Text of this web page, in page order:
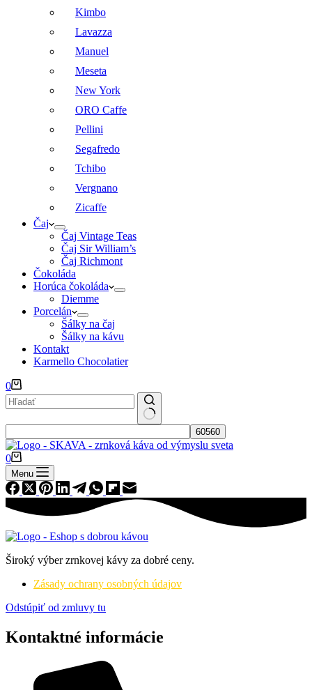
Kimbo
Lavazza
Manuel
Meseta
New York
ORO Caffe
Pellini
Segafredo
Tchibo
Vergnano
Zicaffe
Čaj
Čaj Vintage Teas
Čaj Sir William’s
Čaj Richmont
Čokoláda
Horúca čokoláda
Diemme
Porcelán
Šálky na čaj
Šálky na kávu
Kontakt
Karmello Chocolatier
Nákupný
košík
0
results
Nákupný
košík
0
Menu
Široký výber zrnkovej kávy za dobré ceny.
Zásady ochrany osobných údajov
Odstúpiť od zmluvy tu
Kontaktné informácie